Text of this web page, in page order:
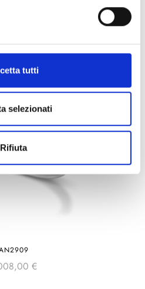
tutti
selezionati
Rifiuta
anche…
€